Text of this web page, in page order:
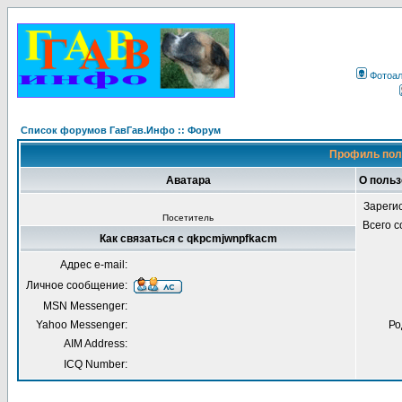
Список форумов ГавГав.Инфо :: Форум
Профиль
Аватара О
Посетитель
Всего
Как связаться с qkpcmjwnpfkacm
Адрес e-mail:
Личное сообщение:
MSN Messenger:
Yahoo Messenger:
AIM Address:
ICQ Number: